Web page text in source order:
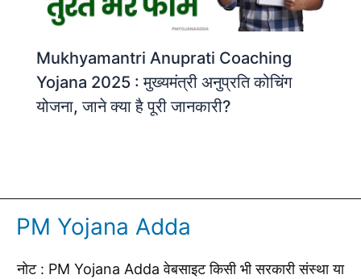
Mukhyamantri Anuprati Coaching
Yojana 2025 : मुख्यमंत्री अनुप्रति कोचिंग
योजना, जाने क्या है पूरी जानकारी?
PM Yojana Adda
नोट : PM Yojana Adda वेबसाइट किसी भी सरकारी संस्था या